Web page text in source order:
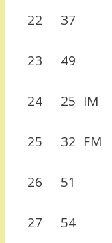
22 37
23 49
24 25 IM
25 32 FM
26 51
27 54